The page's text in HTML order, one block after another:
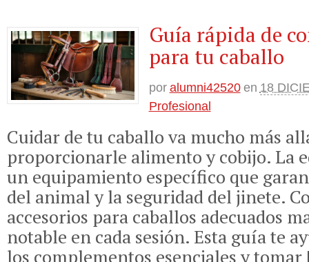
Guía rápida de
para tu caballo
por alumni42520 en 18
Profesional
Cuidar de tu caballo va mucho más
proporcionarle alimento y cobijo. La
un equipamiento específico que
del animal y la seguridad del jinete.
accesorios para caballos adecuados
notable en cada sesión. Esta guía te
los complementos esenciales y